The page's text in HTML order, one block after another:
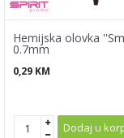
Hemijska olovka
0.7mm
0,29 KM
Dodaj u